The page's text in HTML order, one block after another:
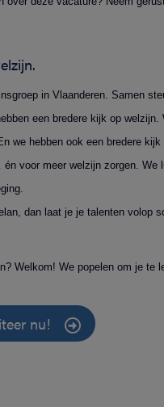
in Vlaanderen. Samen
een bredere kijk op
we hebben ook een bredere kijk
voor meer welzijn zorgen. We
dan laat je je talenten volop
Welkom! We popelen om je te
nu!